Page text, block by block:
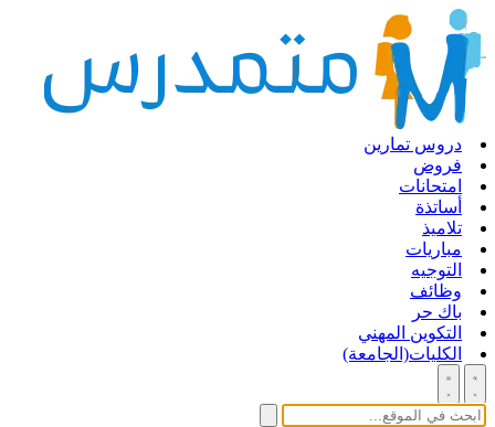
دروس تمارين
فروض
امتحانات
أساتذة
تلاميذ
مباريات
التوجيه
وظائف
باك حر
التكوين المهني
الكليات(الجامعة)